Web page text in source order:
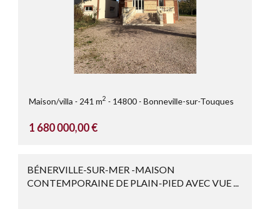
Maison/villa 241 m2 14800 Bonneville-sur-Touques
1 680 000,00 €
BÉNERVILLE-SUR-MER -MAISON
CONTEMPORAINE DE PLAIN-PIED AVEC VUE ...